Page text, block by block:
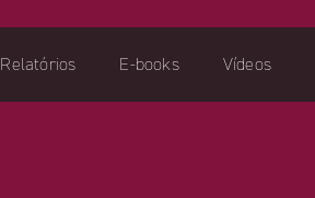
Relatórios E-books Vídeos